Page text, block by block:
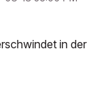
in der